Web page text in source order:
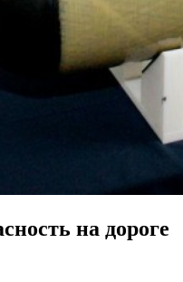
на дороге